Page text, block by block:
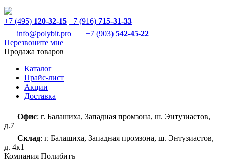
+7 (495) 120-32-15 +7 (916) 715-31-33
info@polybit.pro
+7 (903) 542-45-22
Перезвоните мне
Продажа товаров
Каталог
Прайс-лист
Акции
Доставка
Офис: г. Балашиха, Западная промзона, ш. Энтузиастов,
д.7
Склад: г. Балашиха, Западная промзона, ш. Энтузиастов,
д. 4к1
Компания Полибитъ